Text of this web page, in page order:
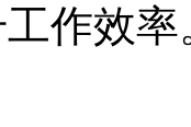
作效率